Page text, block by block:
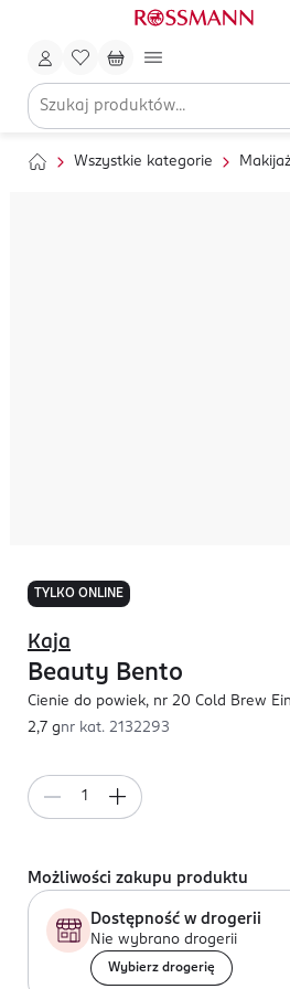
Wszystkie kategorie
TYLKO ONLINE
Kaja
Beauty Bento
Cienie do powiek, nr 20 Cold Brew
2,7 gnr kat. 2132293
Możliwości zakupu produktu
Dostępność w drogerii
Nie wybrano drogerii
Wybierz drogerię